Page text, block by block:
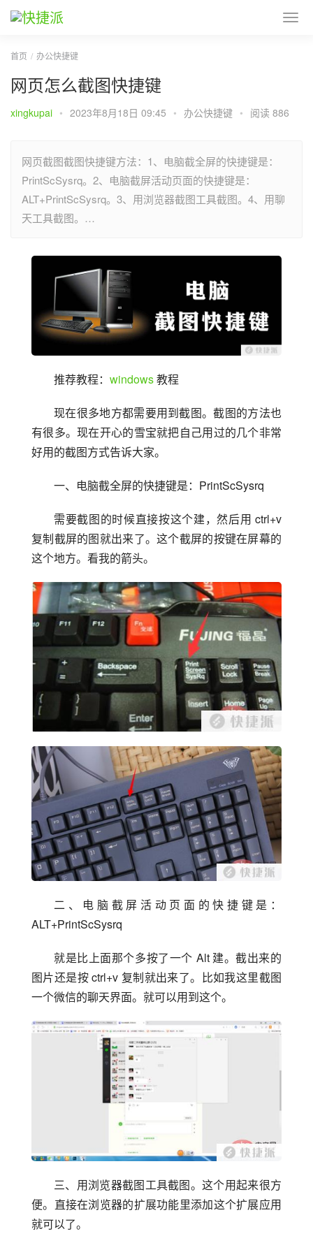
首页 办公快捷键
网页怎么截图快捷键
xingkupai • 2023年8月18日 09:45 • 办公快捷键 • 阅读 886
网页截图截图快捷键方法：1、电脑截全屏的快捷键是：
PrintScSysrq。2、电脑截屏活动页面的快捷键是：
ALT+PrintScSysrq。3、用浏览器截图工具截图。4、用聊
天工具截图。…
推荐教程： windows 教程
现在很多地方都需要用到截图。截图的方法也
有很多。现在开心的雪宝就把自己用过的几个非常
好用的截图方式告诉大家。
一、电脑截全屏的快捷键是：PrintScSysrq
需要截图的时候直接按这个建，然后用 ctrl+v
复制截屏的图就出来了。这个截屏的按键在屏幕的
这个地方。看我的箭头。
二、电脑截屏活动页面的快捷键是：
ALT+PrintScSysrq
就是比上面那个多按了一个 Alt 建。截出来的
图片还是按 ctrl+v 复制就出来了。比如我这里截图
一个微信的聊天界面。就可以用到这个。
三、用浏览器截图工具截图。这个用起来很方
便。直接在浏览器的扩展功能里添加这个扩展应用
就可以了。